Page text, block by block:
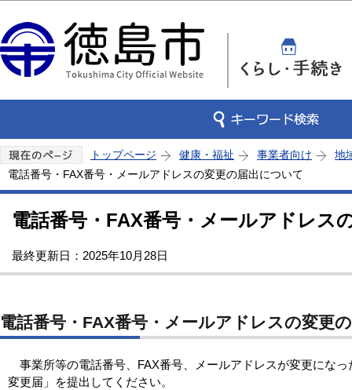
トップページ 健康・福祉 事業者向け
地
電話番号・FAX番号・メールアドレスの変更の届出について
電話番号・FAX番号・メールアドレス
最終更新日：2025年10月28日
電話番号・FAX番号・メールアドレスの変更
事業所等の電話番号、FAX番号、メールアドレスが変更にな
変更届」を提出してください。